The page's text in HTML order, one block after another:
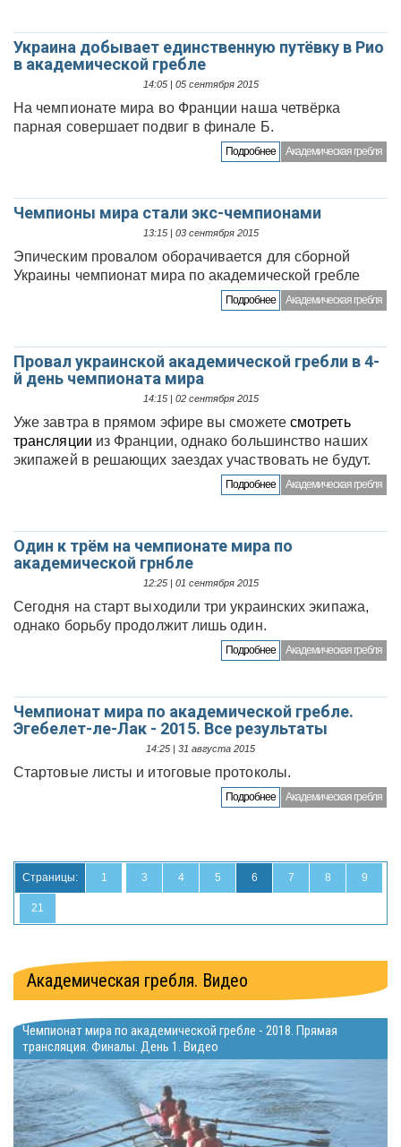
Украина добывает единственную путёвку в Рио
в академической гребле
14:05 | 05 сентября 2015
На чемпионате мира во Франции наша четвёрка
парная совершает подвиг в финале Б.
Академическая гребля
Подробнее
Чемпионы мира стали экс-чемпионами
13:15 | 03 сентября 2015
Эпическим провалом оборачивается для сборной
Украины чемпионат мира по академической гребле
Академическая гребля
Подробнее
Провал украинской академической гребли в 4-
й день чемпионата мира
14:15 | 02 сентября 2015
Уже завтра в прямом эфире вы сможете смотреть
трансляции из Франции, однако большинство наших
экипажей в решающих заездах участвовать не будут.
Академическая гребля
Подробнее
Один к трём на чемпионате мира по
академической грнбле
12:25 | 01 сентября 2015
Сегодня на старт выходили три украинских экипажа,
однако борьбу продолжит лишь один.
Академическая гребля
Подробнее
Чемпионат мира по академической гребле.
Эгебелет-ле-Лак - 2015. Все результаты
14:25 | 31 августа 2015
Стартовые листы и итоговые протоколы.
Академическая гребля
Подробнее
Страницы: 1 3 4 5 6 7 8 9
21
Академическая гребля. Видео
Чемпионат мира по академической гребле - 2018. Прямая
трансляция. Финалы. День 1. Видео